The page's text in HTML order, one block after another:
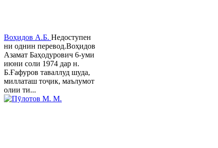
Воҳидов А.Б. Недоступен
ни однин перевод.Воҳидов
Азамат Баҳодурович 6-уми
июни соли 1974 дар н.
Б.Ғафуров таваллуд шуда,
миллаташ тоҷик, маълумот
олии ти...